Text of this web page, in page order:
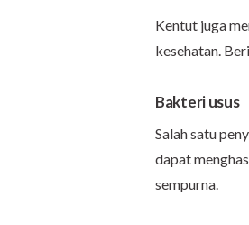
Kentut juga
kesehatan.
Bakteri usus
Salah satu
dapat
sempurna.